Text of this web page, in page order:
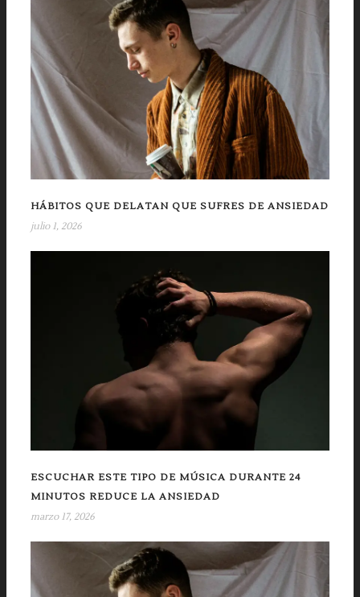
HÁBITOS QUE DELATAN QUE SUFRES DE ANSIEDAD
julio 1, 2026
ESCUCHAR ESTE TIPO DE MÚSICA DURANTE 24
MINUTOS REDUCE LA ANSIEDAD
marzo 17, 2026